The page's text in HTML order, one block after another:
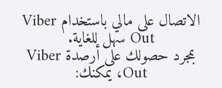
الاتصال على مالي باستخدام Viber
Out سهل للغاية.
بمجرد حصولك على أرصدة Viber
Out، يمكنك: